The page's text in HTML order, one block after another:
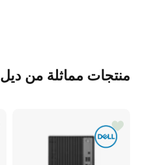
منتجات مماثلة من ديل